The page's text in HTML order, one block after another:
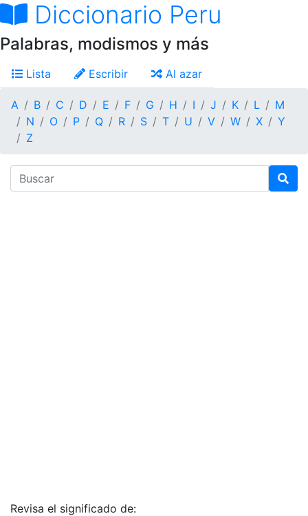
Diccionario Peru
Palabras, modismos y más
Lista Escribir Al azar
A B C D E F G H I J K L
M
N
O P Q R S T U V W X
Y
Z
Revisa el significado de: